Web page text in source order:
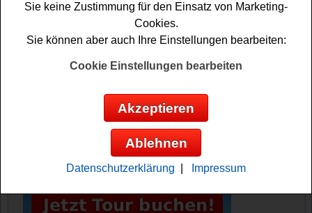
Osiander verlost 3x einen 1000 Euro
Einkaufsgutschein
Anzeige:
Sie keine Zustimmung für den Einsatz von Marketing-
Cookies.
Sie können aber auch Ihre Einstellungen bearbeiten:
Cookie Einstellungen bearbeiten
Akzeptieren
Ablehnen
Datenschutzerklärung Impressum